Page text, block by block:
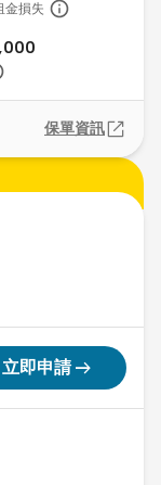
金損失
保單資訊
立即申請arrow_right_alt